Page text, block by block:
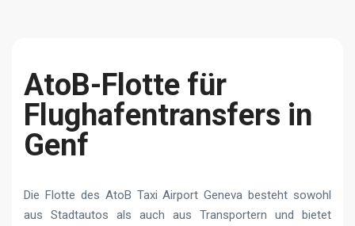
AtoB-Flotte für
Flughafentransfers in
Genf
Die Flotte des AtoB Taxi Airport Geneva besteht sowohl
aus Stadtautos als auch aus Transportern und bietet